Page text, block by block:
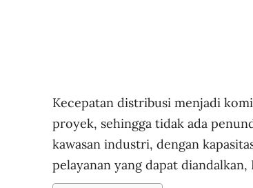
Kecepatan distribusi menjadi
proyek, sehingga tidak ada
kawasan industri, dengan
pelayanan yang dapat